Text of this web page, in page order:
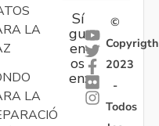
LA
LA
Sí
gu
en
os
en:
©
Copyrigth
2023
-
Todos